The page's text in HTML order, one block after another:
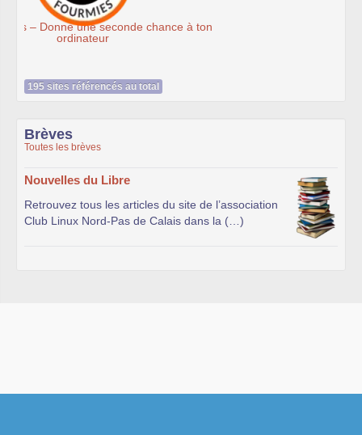
Association Éthiciel
195 sites référencés au total
Brèves
Toutes les brèves
Nouvelles du Libre
Retrouvez tous les articles du site de l’association
Club Linux Nord-Pas de Calais dans la (…)